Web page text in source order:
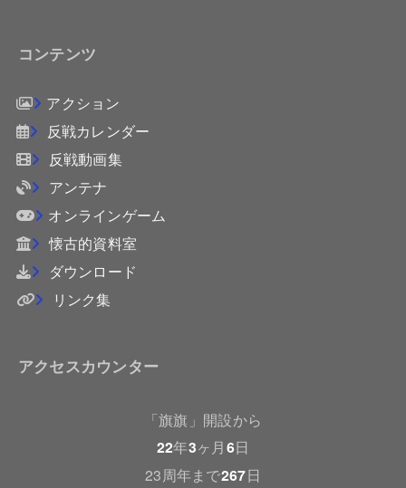
コンテンツ
アクション
反戦カレンダー
反戦動画集
アンテナ
オンラインゲーム
懐古的資料室
ダウンロード
リンク集
アクセスカウンター
「旗旗」開設から
22年3ヶ月6日
23周年まで267日